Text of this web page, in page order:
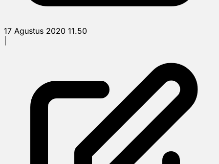
17 Agustus 2020 11.50